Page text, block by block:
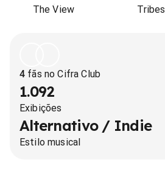
The View Tribes
4 fãs no Cifra Club
1.092
Exibições
Alternativo / Indie
Estilo musical